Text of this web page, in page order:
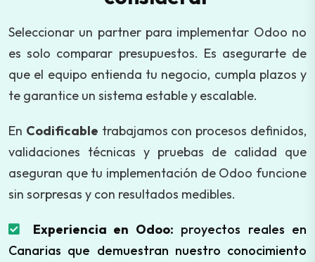
Seleccionar un partner para implementar Odoo no
es solo comparar presupuestos. Es asegurarte de
que el equipo entienda tu negocio, cumpla plazos y
te garantice un sistema estable y escalable.
En Codificable trabajamos con procesos definidos,
validaciones técnicas y pruebas de calidad que
aseguran que tu implementación de Odoo funcione
sin sorpresas y con resultados medibles.
Experiencia en Odoo: proyectos reales en
Canarias que demuestran nuestro conocimiento